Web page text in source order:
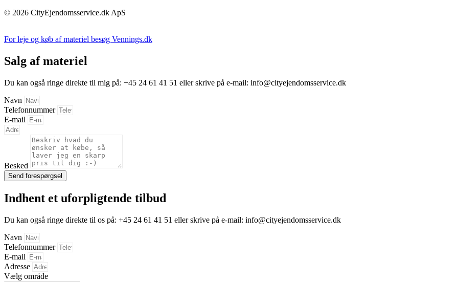
© 2026 CityEjendomsservice.dk ApS
For leje og køb af materiel besøg Vennings.dk
Salg af materiel
Du kan også ringe direkte til mig på: +45 24 61 41 51 eller skrive på e-mail: info@cityejendomsservice.dk
Navn
Telefonnummer
E-mail
Besked
Send forespørgsel
Indhent et uforpligtende tilbud
Du kan også ringe direkte til os på: +45 24 61 41 51 eller skrive på e-mail: info@cityejendomsservice.dk
Navn
Telefonnummer
E-mail
Adresse
Vælg område